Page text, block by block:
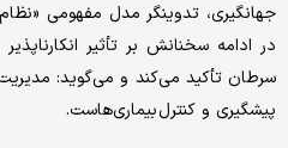
جهانگیری، تدوینگر مدل مفهومی
در ادامه سخنانش بر تأثیر
سرطان تأکید می‌کند و می‌گوید:
پیشگیری و کنترل بیماری‌هاست.